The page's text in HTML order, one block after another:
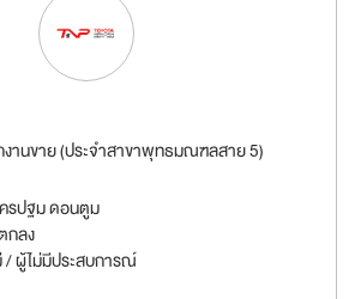
านขาย (ประจำสาขาพุทธมณฑลสาย 5)
รปฐม ดอนตูม
กลง
ผู้ไม่มีประสบการณ์